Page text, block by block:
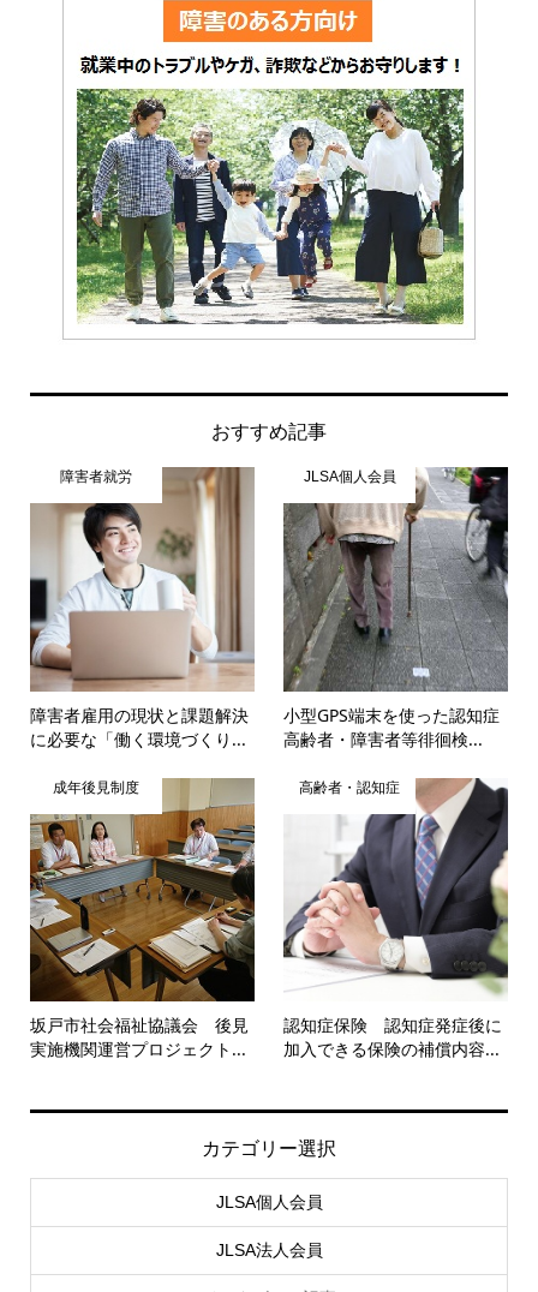
おすすめ記事
障害者就労
障害者雇用の現状と課題解決
に必要な「働く環境づくり...
JLSA個人会員
小型GPS端末を使った認知症
高齢者・障害者等徘徊検...
成年後見制度
坂戸市社会福祉協議会 後見
実施機関運営プロジェクト...
高齢者・認知症
認知症保険 認知症発症後に
加入できる保険の補償内容...
カテゴリー選択
JLSA個人会員
JLSA法人会員